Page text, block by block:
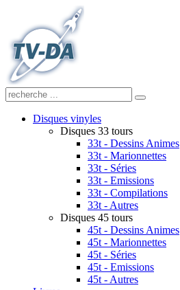
Disques vinyles
Disques 33 tours
33t - Dessins Animes
33t - Marionnettes
33t - Séries
33t - Emissions
33t - Compilations
33t - Autres
Disques 45 tours
45t - Dessins Animes
45t - Marionnettes
45t - Séries
45t - Emissions
45t - Autres